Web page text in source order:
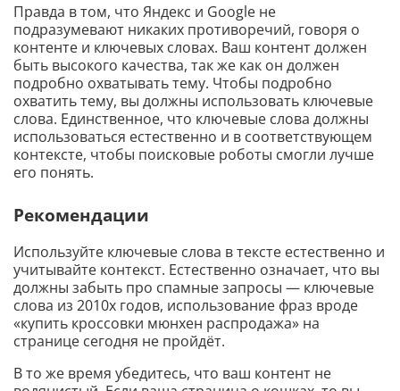
Правда в том, что Яндекс и Google не
подразумевают никаких противоречий, говоря о
контенте и ключевых словах. Ваш контент должен
быть высокого качества, так же как он должен
подробно охватывать тему. Чтобы подробно
охватить тему, вы должны использовать ключевые
слова. Единственное, что ключевые слова должны
использоваться естественно и в соответствующем
контексте, чтобы поисковые роботы смогли лучше
его понять.
Рекомендации
Используйте ключевые слова в тексте естественно и
учитывайте контекст. Естественно означает, что вы
должны забыть про спамные запросы — ключевые
слова из 2010х годов, использование фраз вроде
«купить кроссовки мюнхен распродажа» на
странице сегодня не пройдёт.
В то же время убедитесь, что ваш контент не